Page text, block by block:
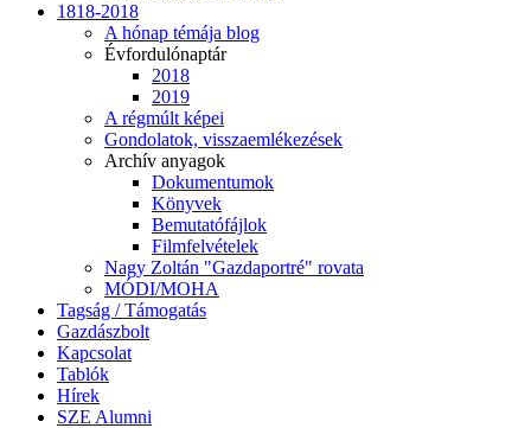
1818-2018
A hónap témája blog
Évfordulónaptár
2018
2019
A régmúlt képei
Gondolatok, visszaemlékezések
Archív anyagok
Dokumentumok
Könyvek
Bemutatófájlok
Filmfelvételek
Nagy Zoltán "Gazdaportré" rovata
MÓDI/MOHA
Tagság / Támogatás
Gazdászbolt
Kapcsolat
Tablók
Hírek
SZE Alumni